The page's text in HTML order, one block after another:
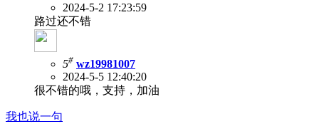
2024-5-2 17:23:59
路过还不错
5# wz19981007
2024-5-5 12:40:20
很不错的哦，支持，加油
我也说一句